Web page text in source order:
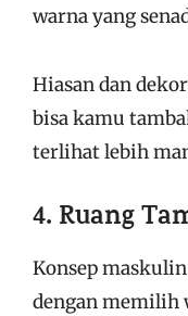
warna yang
Hiasan dan
bisa kamu
terlihat lebih
4. Ruang
Konsep
dengan memilih